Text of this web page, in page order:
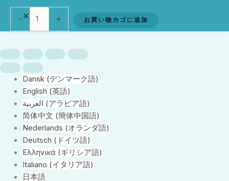
-
Poster
+ お買い物カゴに追加
Dansk(デンマーク語)
English (英語)
العربية (アラビア語)
简体中文 (簡体中国語)
Nederlands (オランダ語)
Deutsch ( ドイツ語)
Ελληνικά (ギリシア語)
Italiano (イタリア語)
日本語